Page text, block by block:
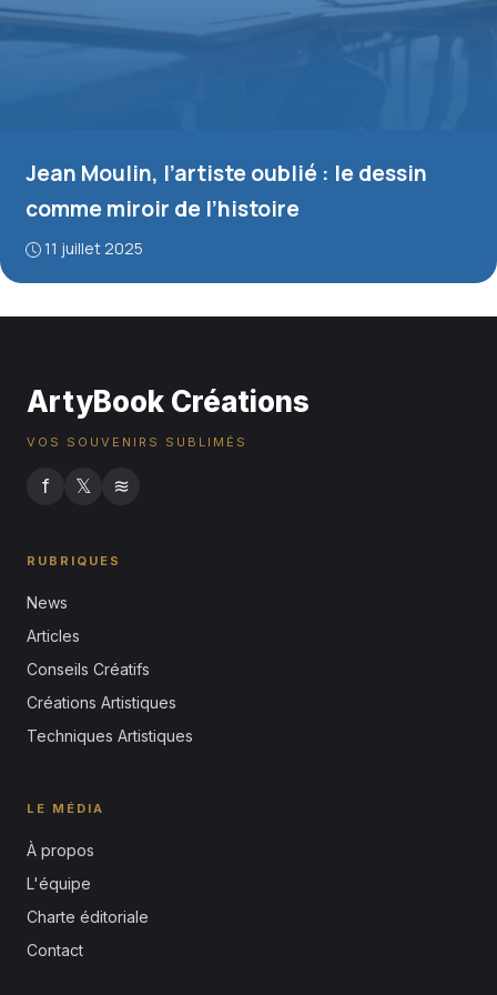
Jean Moulin, l’artiste oublié : le dessin
comme miroir de l’histoire
11 juillet 2025
ArtyBook Créations
VOS SOUVENIRS SUBLIMÉS
f 𝕏 ≋
RUBRIQUES
News
Articles
Conseils Créatifs
Créations Artistiques
Techniques Artistiques
LE MÉDIA
À propos
L'équipe
Charte éditoriale
Contact